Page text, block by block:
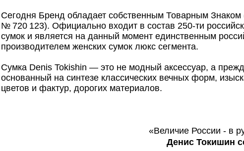
Сегодня Бренд обладает собственным Товарным Знаком
№ 720 123). Официально входит в состав 250-ти
сумок и является на данный момент единственным
производителем женских сумок люкс сегмента.
Сумка Denis Tokishin — это не модный аксессуар, а
основанный на синтезе классических вечных форм,
цветов и фактур, дорогих материалов.
«Величие России - в
Денис Токишин